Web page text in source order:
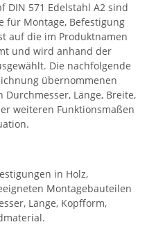
DIN 571 Edelstahl A2 sind
für Montage, Befestigung
auf die im Produktnamen
und wird anhand der
Die nachfolgende
übernommenen
Länge, Breite,
weiteren Funktionsmaßen
in Holz,
Montagebauteilen
Länge, Kopfform,